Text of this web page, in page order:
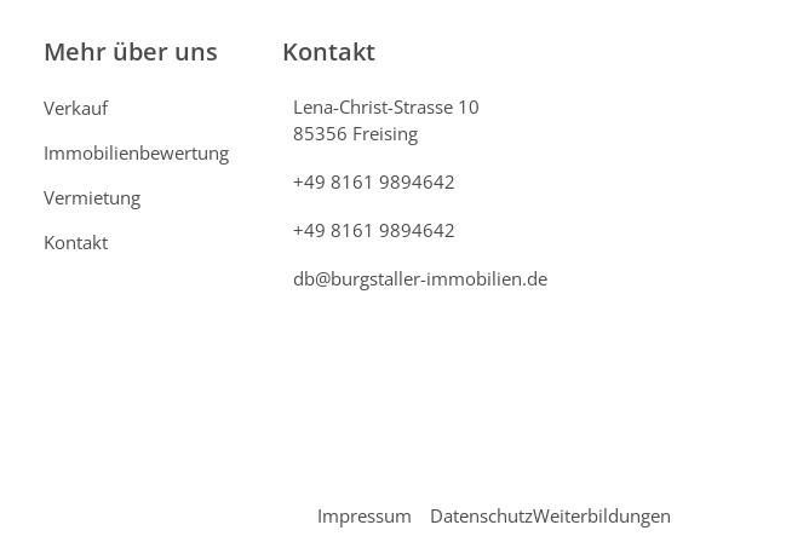
Mehr über uns
Verkauf
Immobilienbewertung
Vermietung
Kontakt
Kontakt
Lena-Christ-Strasse 10
85356 Freising
+49 8161 9894642
+49 8161 9894642
db@burgstaller-immobilien.de
Impressum DatenschutzWeiterbildungen